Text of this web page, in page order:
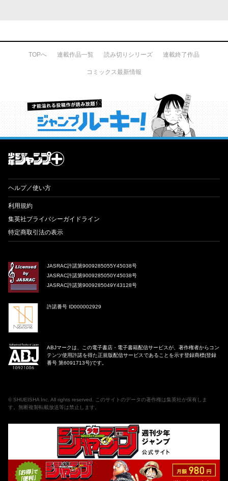
TOPへ 連載作品一覧 読み切りシリーズ 連載終了作品
コミックス最新情報
才能溢れる投稿作が読み放題！ ジャンプルーキー！
ヘルプ／使い方
利用規約
集英社プライバシーガイドライン
特定商取引法の表示
JASRAC許諾第9009285055Y45038号
JASRAC許諾第9009285050Y45038号
JASRAC許諾第9009285049Y43128号
許諾番号 ID000002929
ABJマークは、この電子書店・電子書籍配信サービスが、著作権者からコン
テンツ使用許諾を得た正規版配信サービスであることを示す登録商標(登録
番号 第6091713号)です。
© SHUEISHA Inc . All rights reserved. このサイトのデータの著作権は集英社が保有しま
す。無断複製転載放送等は禁止します。